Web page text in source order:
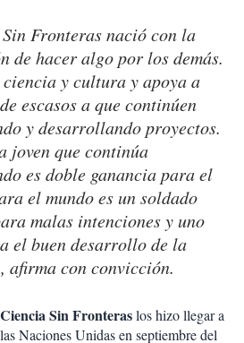
Fronteras nació con la
de hacer algo por los demás.
y cultura y apoya a
escasos a que continúen
y desarrollando proyectos.
joven que continúa
es doble ganancia para el
el mundo es un soldado
malas intenciones y uno
el buen desarrollo de la
afirma con convicción.
Ciencia Sin Fronteraslos hizo llegar a
Naciones Unidas en septiembre del